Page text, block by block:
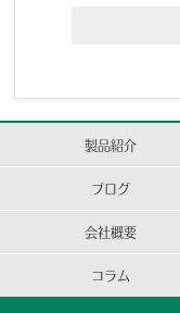
製品紹介
ブログ
会社概要
コラム